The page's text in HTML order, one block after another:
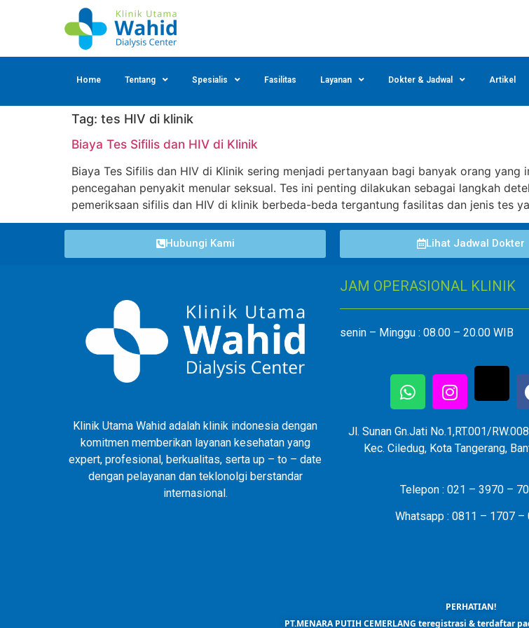
Home Tentang Spesialis Fasilitas Layanan Dokter & Jadwal Artikel
Tag: tes HIV di klinik
Biaya Tes Sifilis dan HIV di Klinik
Biaya Tes Sifilis dan HIV di Klinik sering menjadi pertanyaan bagi banyak orang
pencegahan penyakit menular seksual. Tes ini penting dilakukan sebagai langkah
pemeriksaan sifilis dan HIV di klinik berbeda-beda tergantung fasilitas dan jenis tes
Hubungi Kami Lihat Jadwal Dokter
Klinik Utama Wahid adalah klinik indonesia dengan
komitmen memberikan layanan kesehatan yang
expert, profesional, berkualitas, serta up – to – date
dengan pelayanan dan teklonolgi berstandar
internasional.
JAM OPERASIONAL KLINIK
senin – Minggu : 08.00 – 20.00 WIB
Jl. Sunan Gn.Jati No.1,RT.001/
Kec. Ciledug, Kota Tangerang,
Telepon : 021 – 3970 –
Whatsapp : 0811 – 1707 –
PERHATIAN!
PT.MENARA PUTIH CEMERLANG teregistrasi & terdaftar